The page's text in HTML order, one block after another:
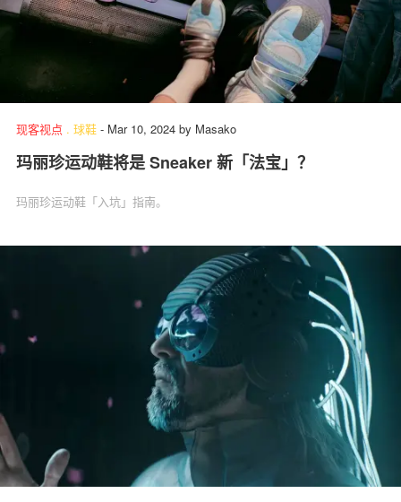
现客视点 . 球鞋 - Mar 10, 2024 by Masako
玛丽珍运动鞋将是 Sneaker 新「法宝」？
玛丽珍运动鞋「入坑」指南。